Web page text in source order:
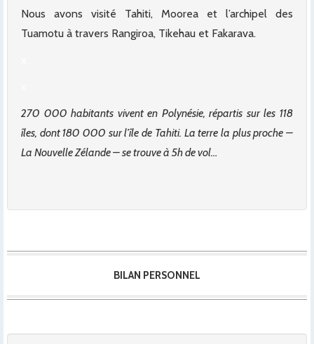
Nous avons visité Tahiti, Moorea et l’archipel des
Tuamotu à travers Rangiroa, Tikehau et Fakarava.
270 000 habitants vivent en Polynésie, répartis sur les 118
îles, dont 180 000 sur l’île de Tahiti. La terre la plus proche –
La Nouvelle Zélande – se trouve à 5h de vol…
BILAN PERSONNEL